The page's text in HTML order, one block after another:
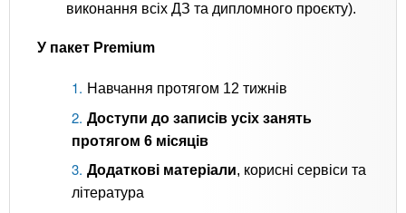
виконання всіх ДЗ та дипломного проєкту).
У пакет Premium
Навчання протягом 12 тижнів
Доступи до записів усіх занять
протягом 6 місяців
Додаткові матеріали, корисні сервіси та
література